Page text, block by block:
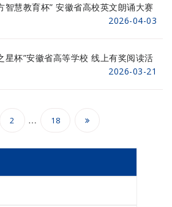
智慧教育杯” 安徽省高校英文朗诵大赛
2026-04-03
星杯”安徽省高等学校 线上有奖阅读活
2026-03-21
2 … 18